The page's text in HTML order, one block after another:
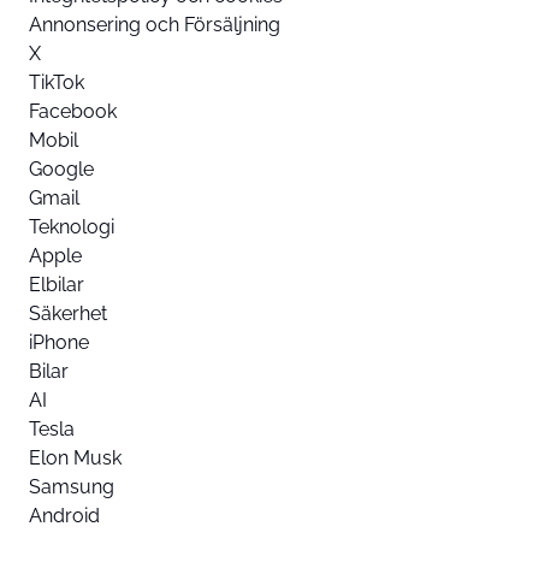
Annonsering och Försäljning
X
TikTok
Facebook
Mobil
Google
Gmail
Teknologi
Apple
Elbilar
Säkerhet
iPhone
Bilar
AI
Tesla
Elon Musk
Samsung
Android